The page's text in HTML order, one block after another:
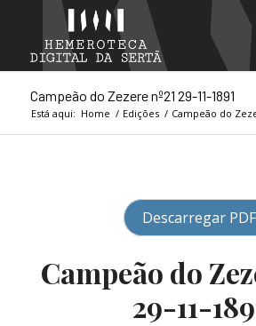
Campeão do Zezere nº21 29-11-1891
Está aqui: Home / Edições / Campeão do
Descarregar PDF
Campeão do
29-11-